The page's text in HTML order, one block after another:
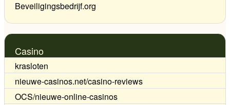
Beveiligingsbedrijf.org
Casino
krasloten
nieuwe-casinos.net/casino-reviews
OCS/nieuwe-online-casinos